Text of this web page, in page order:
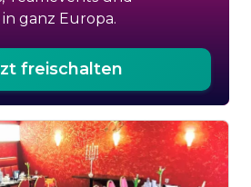
ganz Europa.
freischalten